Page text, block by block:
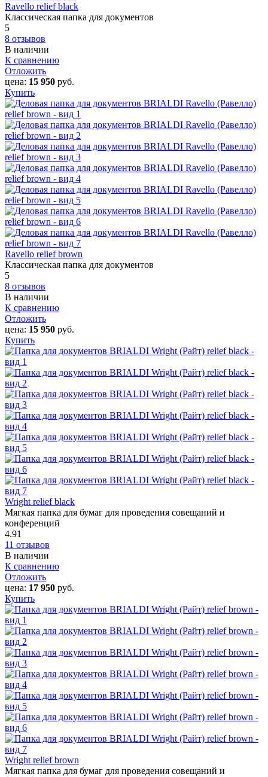
Ravello relief black
Классическая папка для документов
5
8 отзывов
В наличии
К сравнению
Отложить
цена: 15 950 руб.
Купить
Ravello relief brown
Классическая папка для документов
5
8 отзывов
В наличии
К сравнению
Отложить
цена: 15 950 руб.
Купить
Wright relief black
Мягкая папка для бумаг для проведения совещаний и
конференций
4.91
11 отзывов
В наличии
К сравнению
Отложить
цена: 17 950 руб.
Купить
Wright relief brown
Мягкая папка для бумаг для проведения совещаний и